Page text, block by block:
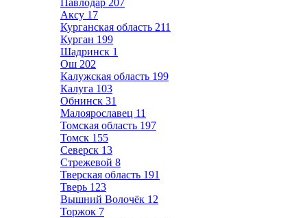
Павлодар 207
Аксу 17
Курганская область 211
Курган 199
Шадринск 1
Ош 202
Калужская область 199
Калуга 103
Обнинск 31
Малоярославец 11
Томская область 197
Томск 155
Северск 13
Стрежевой 8
Тверская область 191
Тверь 123
Вышний Волочёк 12
Торжок 7